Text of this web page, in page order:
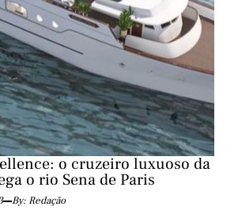
o cruzeiro luxuoso da
o rio Sena de Paris
By: Redação